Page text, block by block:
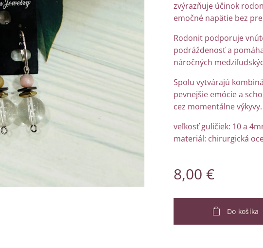
zvýrazňuje účinok
emočné napätie bez
Rodonit podporuje
podráždenosť a
náročných
Spolu vytvárajú
pevnejšie emócie a
cez momentálne výkyvy.
veľkosť guličiek: 10 a
materiál: chirurgická
8,00 €
Do košíka